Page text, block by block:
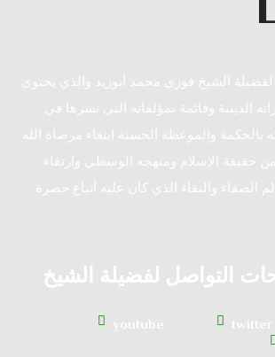
الشيخ فوزي محمد أبوزيد والذي يحتوى
الدينية وقائمة بمؤلفاته التي نشرها في
بالحكمة والموعظة الحسنة ابتغاء مرضاة الله
من حقيقة الإسلام ومنهجه الوسطي وارتقاء
الصفاء والنقاء الذي كان عليه أتباع حضرة
التواصل لفضيلة الشيخ
twitter
youtube